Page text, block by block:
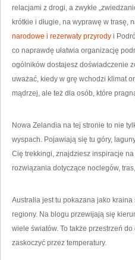
relacjami z drogi, a zwykłe
krótkie i długie, na wyprawę w
narodowe i rezerwaty przyrody i
co naprawdę ułatwia organizację
ogólników dostajesz doświadczenie
uważać, kiedy w grę wchodzi klimat
mądrzej, ale też dla osób, które
Nowa Zelandia na tej stronie to nie
wyspach. Pojawiają się tu góry,
Cię trekkingi, znajdziesz inspiracje
rozwiązania dotyczące noclegów,
Australia jest tu pokazana jako
regiony. Na blogu przewijają się
wiele światów. To także przestrzeń
zaskoczyć przez temperatury.